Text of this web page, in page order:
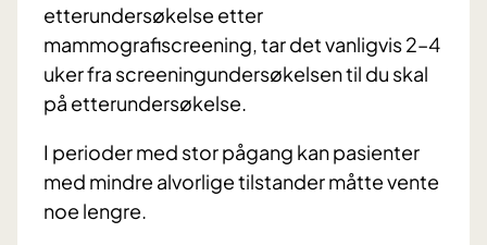
etterundersøkelse etter
mammografiscreening, tar det vanligvis 2–4
uker fra screeningundersøkelsen til du skal
på etterundersøkelse.
I perioder med stor pågang kan pasienter
med mindre alvorlige tilstander måtte vente
noe lengre.